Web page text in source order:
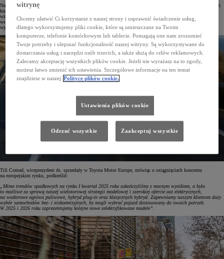
Na początku 2025 roku sprzedaż napędzały zelektryfikowane modele Toyoty i Lexusa. W I kwartale br. klienci
kupili łącznie 248 842 egz. bezemisyjnych lub niskoemisyjnymi samochodów, co jest 7-procentowym
wzrostem rok do roku. W Europie Zachodniej, w tym w Polsce, takie samochody stanowiły aż 80%
wszystkich pojazdów, które opuściły salony Toyoty i Lexusa. W całej Europie udział zelektryfikowanych aut
wyniósł 78% sprzedaży TME.
Till Conrad, wiceprezydent ds. sprzedaży w Toyota Motor Europe, mówiąc o osiągnięciach koncernu
na europejskim rynku, podkreślił:
„Mimo trendów spadkowych na rynku I kwartał 2025 roku zakończyliśmy z mocnym wynikiem, a było
to możliwe za sprawą naszej wielotorowej strategii modelowej i szerokiej ofercie aut elektrycznych,
na wodorowe ogniwa paliwowe, hybryd plug-in oraz klasycznych hybryd. Zapewniamy naszym klientom duży
wybór samochodów bez- i niskoemisyjnych, by mogli wybrać pojazd dostosowany do swoich potrzeb.
W 2025 i 2026 roku zaprezentujemy kolejne nowe zelektryfikowane modele”.
witrynę
Chcemy ułatwić Ci korzystanie z naszej strony i usprawnić świadczenie usług,
dlatego wykorzystujemy pliki cookie, które są umieszczane na Twoim
komputerze, telefonie komórkowym lub tablecie. Pomagają one nam zrozumieć
Twoje potrzeby i ulepszać funkcjonalność naszej witryny. Są wykorzystywane do
dostarczania usług i narzędzi osób trzecich, a także służą do celów reklamowych.
Zalecamy akceptację wszystkich plików cookie. Jeżeli nie wyrażasz na to zgody,
możesz łatwo zmienić ich ustawienia. Szczegółowe informacje na ten temat
znajdziesz w naszej Polityce plików cookie.
Ustawienia plików cookie
Odrzuć wszystkie Zaakceptuj wszystkie